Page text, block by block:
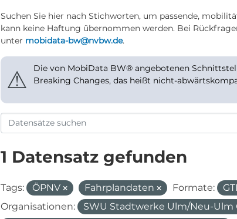
Suchen Sie hier nach Stichworten, um passende,
kann keine Haftung übernommen werden. Bei
unter mobidata-bw@nvbw.de.
⚠
Die von MobiData BW® angebotenen
Breaking Changes, das heißt nicht-
1 Datensatz gefunden
Tags: ÖPNV Fahrplandaten Formate:
Organisationen:
SWU Stadtwerke Ulm/Neu-Ulm